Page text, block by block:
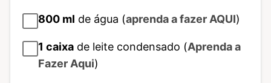
800 ml de água (aprenda a fazer AQUI)
1 caixa de leite condensado (Aprenda a
Fazer Aqui)